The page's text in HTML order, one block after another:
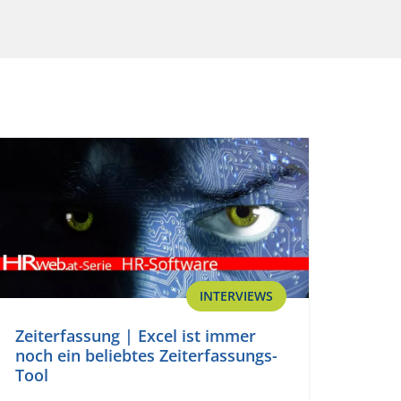
INTERVIEWS
Zeiterfassung | Excel ist immer
noch ein beliebtes Zeiterfassungs-
Tool